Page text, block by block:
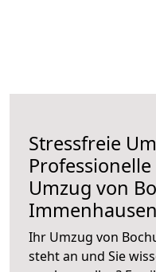
Stressfreie
Umzug von
Immenhausen
Ihr Umzug von
steht an und Sie